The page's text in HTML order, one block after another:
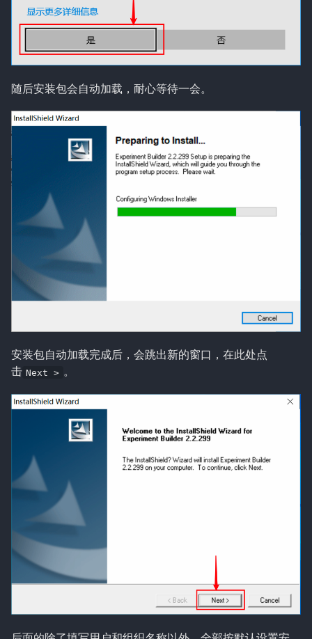
随后安装包会自动加载，耐心等待一会。
安装包自动加载完成后，会跳出新的窗口，在此处点
击 Next > 。